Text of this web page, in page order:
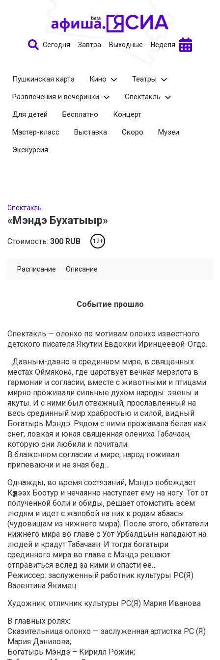
Сегодня Завтра Выходные Неделя
Пушкинская карта Кино
Театры
Развлечения и вечеринки
Спектакль
Для детей
Бесплатно
Концерт
Мастер-класс
Выставка Скоро
Музеи
Экскурсия
Спектакль
«Мэндэ Бухатыыр»
Стоимость: 300 RUB 12+
Расписание Описание
Событие прошло
Спектакль — олонхо по мотивам олонхо известного
детского писателя Якутии Евдокии Иринцеевой-Огдо.
…Давным-давно в срединном мире, в священных
местах Оймякона, где царствует вечная мерзлота в
гармонии и согласии, вместе с животными и птицами
мирно проживали сильные духом народы: эвены и
якуты. И с ними был отважный, прославленный на
весь срединный мир храбростью и силой, видный
Богатырь Мэндэ. Рядом с ними проживала белая как
снег, ловкая и юная священная олениха Табачаан,
которую они любили и почитали.
В блаженном согласии и мире, народ поживал
припеваючи и не зная бед…
Однажды, во время состязаний, Мэндэ побеждает
Күүдээх Боотур и нечаянно наступает ему на ногу. Тот от
полученной боли и обиды, решает отомстить всем
людям и идет с жалобой на них к родам абаасы
(чудовищам из нижнего мира). После этого, обитатели
нижнего мира во главе с Уот Урбалдьын нападают на
людей и крадут Табачаан. И тогда богатыри
срединного мира во главе с Мэндэ решают
отправиться вслед за ними и спасти ее…
Режиссер: заслуженный работник культуры РС(Я)
Валентина Якимец
Художник: отличник культуры РС(Я) Мария Иванова
В главных ролях:
Сказительница олонхо — заслуженная артистка РС (Я)
Мария Данилова;
Богатырь Мэндэ – Кирилл Рожин;